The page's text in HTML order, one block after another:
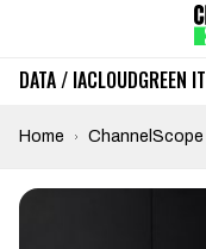
DATA / IACLOUDGREEN IT
Home ChannelScope